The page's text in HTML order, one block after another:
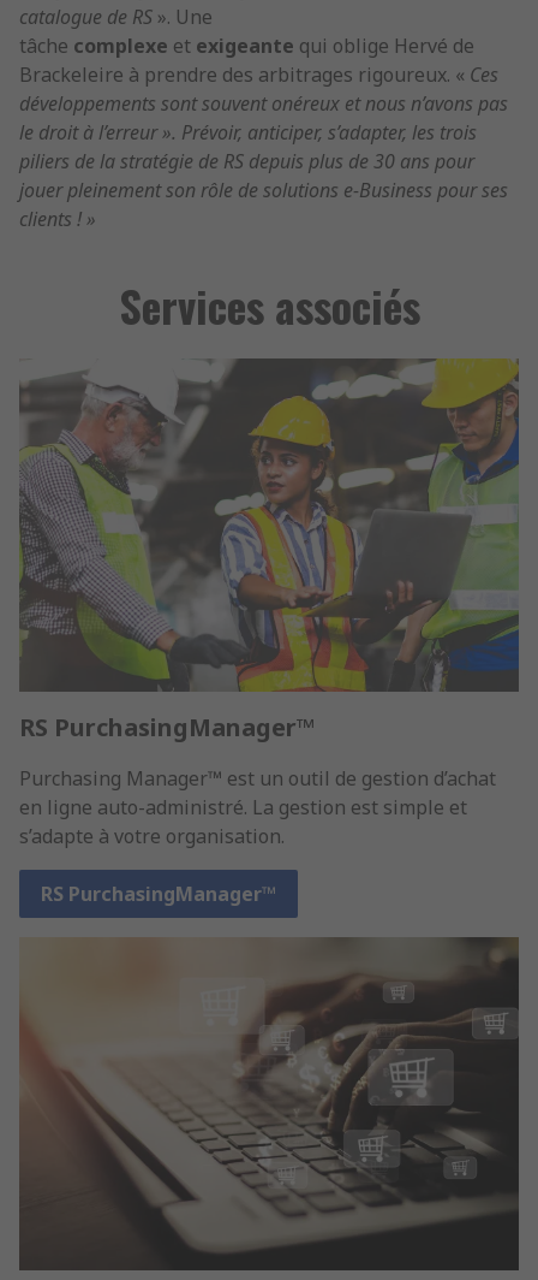
catalogue de RS ». Une
tâche complexe et exigeante qui oblige Hervé de
Brackeleire à prendre des arbitrages rigoureux. « Ces
développements sont souvent onéreux et nous n’avons pas
le droit à l’erreur ». Prévoir, anticiper, s’adapter, les trois
piliers de la stratégie de RS depuis plus de 30 ans pour
jouer pleinement son rôle de solutions e-Business pour ses
clients ! »
Services associés
RS PurchasingManager™
Purchasing Manager™ est un outil de gestion d’achat
en ligne auto-administré. La gestion est simple et
s’adapte à votre organisation.
RS PurchasingManager™